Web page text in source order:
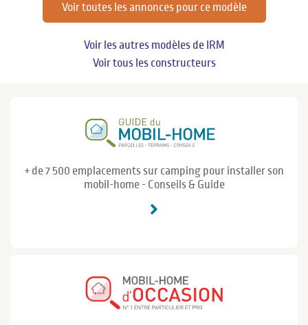
Voir toutes les annonces pour ce modèle
Voir les autres modèles de IRM
Voir tous les constructeurs
+ de 7 500 emplacements sur camping pour installer son
mobil-home - Conseils & Guide